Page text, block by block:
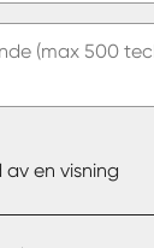
(max 500
en visning